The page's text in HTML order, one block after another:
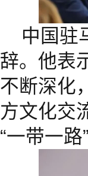
中国驻
辞。他表
不断深化
方文化交
“一带一路